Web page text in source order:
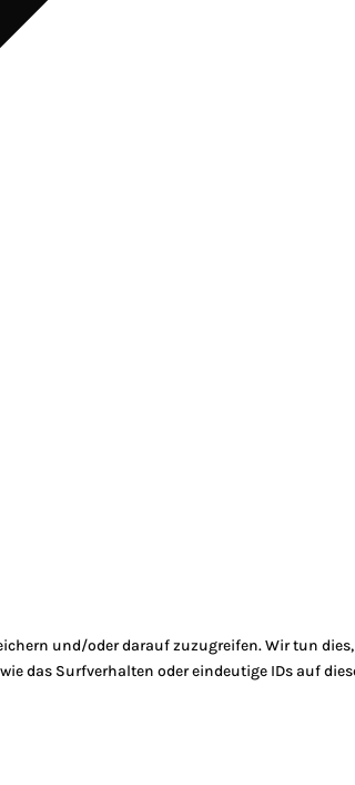
und/oder darauf zuzugreifen. Wir tun
das Surfverhalten oder eindeutige IDs auf